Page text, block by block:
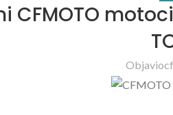
CFMOTO
Objavio